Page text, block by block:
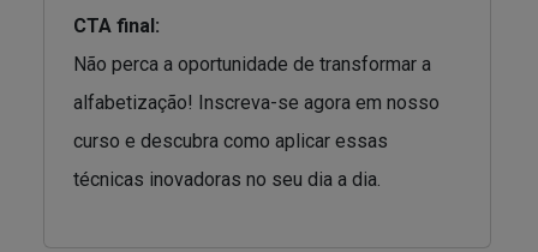
CTA final:
Não perca a oportunidade de transformar a
alfabetização! Inscreva-se agora em nosso
curso e descubra como aplicar essas
técnicas inovadoras no seu dia a dia.